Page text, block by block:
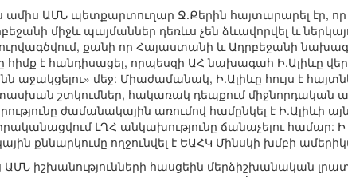
ամիս ԱՄՆ պետքարտուղար Ջ.Քերին հայտարարել էր,
միջև պայմաններ դեռևս չեն ձևավորվել և
քանի որ Հայաստանի և Ադրբեջանի
հիմք է հանդիսացել, որպեսզի ԱՀ նախագահ Ի.Ալիևը
աջակցելու» մեջ: Միաժամանակ, Ի.Ալիևը հույս է
շտկումներ, հակառակ դեպքում միջնորդական
ժամանակային առումով համընկել է Ի.Ալիևի
իրականացվում ԼՂՀ անկախությունը ճանաչելու
քննարկումը ողջունվել է ԵԱՀԿ Մինսկի խմբի
ԱՄՆ իշխանությունների հասցեին մերձիշխանական